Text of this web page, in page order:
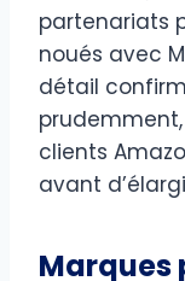
partenariats
noués avec
détail
clients
avant
Marques